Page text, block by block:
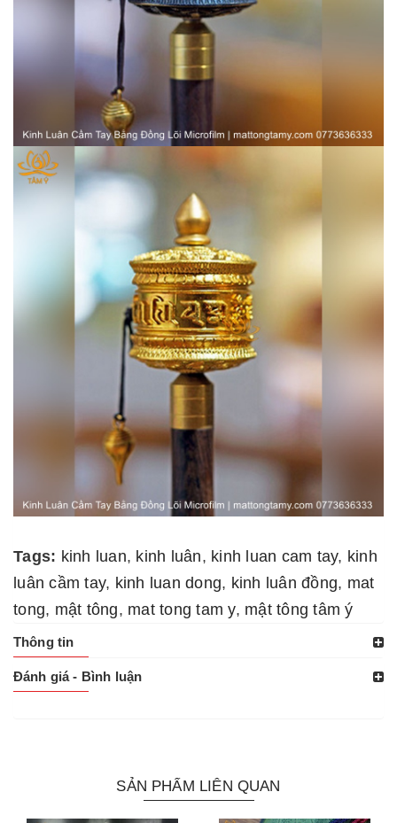
Tags: kinh luan, kinh luân, kinh luan cam tay, kinh
luân cầm tay, kinh luan dong, kinh luân đồng, mat
tong, mật tông, mat tong tam y, mật tông tâm ý
Thông tin
Đánh giá - Bình luận
SẢN PHẨM LIÊN QUAN